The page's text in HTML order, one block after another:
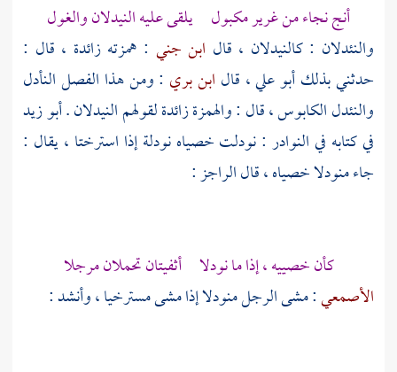
أنج نجاء من غرير مكبول يلقى عليه النيدلان والغول
والنئدلان : كالنيدلان ، قال ابن جني : همزته زائدة ، قال :
حدثني بذلكأبو علي، قال ابن بري : ومن هذا الفصل النأدل
والنئدل الكابوس ، قال : والهمزة زائدة لقولهم النيدلان .أبو زيد
في كتابه في النوادر : نودلت خصياه نودلة إذا استرختا ، يقال :
جاء منودلا خصياه ، قال الراجز :
كأن خصييه ، إذا ما نودلا أثفيتان تحملان مرجلا
الأصمعي: مشى الرجل منودلا إذا مشى مسترخيا ، وأنشد :